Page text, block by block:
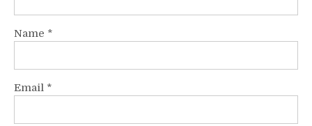
Name *
Email *